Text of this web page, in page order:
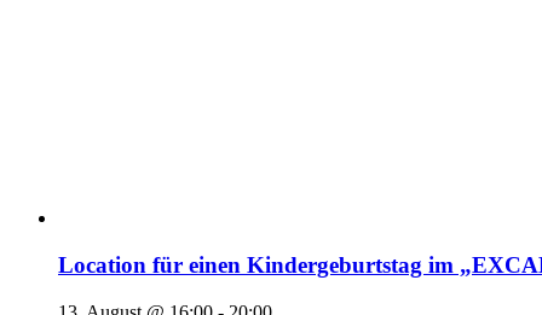
Location für einen Kindergeburtstag im